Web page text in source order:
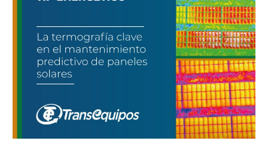
PREDICTIVO
PANELES
SOLARES